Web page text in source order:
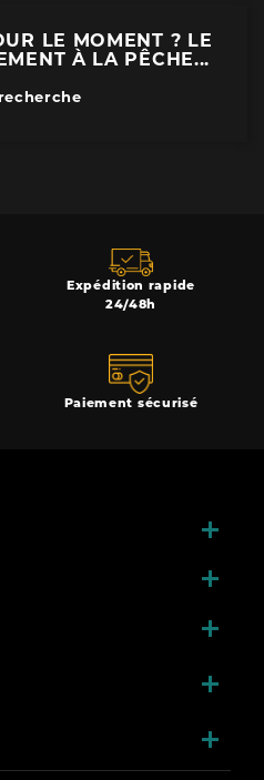
LE MOMENT ? LE
À LA PÊCHE...
Expédition rapide
24/48h
Paiement sécurisé




